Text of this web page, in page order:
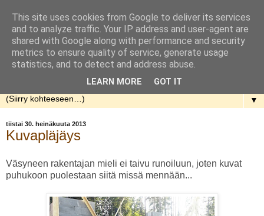
Rakennellen
Nuorenparin taival talon rakentamisen parissa. Aloitusaika
kevät 2013.
▼
tiistai 30. heinäkuuta 2013
Kuvapläjäys
Väsyneen rakentajan mieli ei taivu runoiluun, joten kuvat
puhukoon puolestaan siitä missä mennään...
This site uses cookies from Google to deliver its services
and to analyze traffic. Your IP address and user-agent are
shared with Google along with performance and security
metrics to ensure quality of service, generate usage
statistics, and to detect and address abuse.
LEARN MORE GOT IT